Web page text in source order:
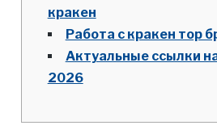
кракен
Работа с кракен тор
Актуальные ссылки
2026